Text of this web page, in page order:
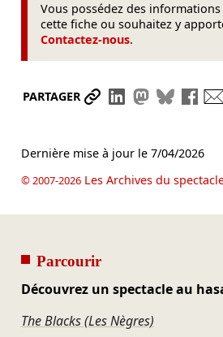
Vous possédez des
cette fiche ou souhaitez y
Contactez-nous.
PARTAGER Partager le lien
Partager sur
Partager
Dernière mise à jour le 7/04/2026
© 2007-2026Les Archives du
Parcourir
Découvrez un spectacle au
The Blacks (Les Nègres)